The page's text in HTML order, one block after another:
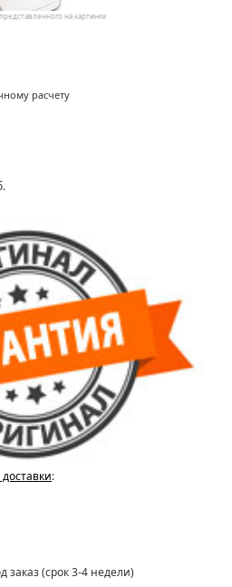
на картинке
расчету
:
заказ (срок 3-4 недели)